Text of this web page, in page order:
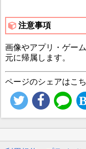
注意事項
画像やアプリ・ゲー
元に帰属します。
ページのシェアはこ